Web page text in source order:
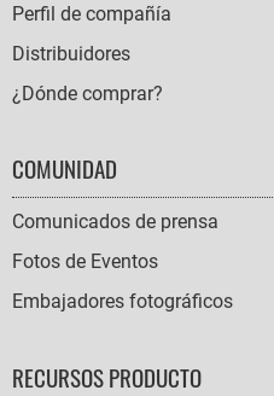
Perfil de compañía
Distribuidores
¿Dónde comprar?
COMUNIDAD
Comunicados de prensa
Fotos de Eventos
Embajadores fotográficos
RECURSOS PRODUCTO